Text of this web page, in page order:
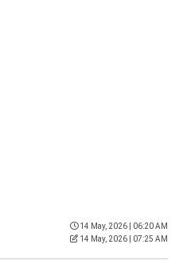
14 May, 2026 | 06:20 AM
14 May, 2026 | 07:25 AM